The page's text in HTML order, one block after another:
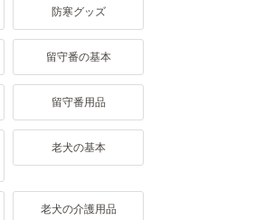
防寒グッズ
留守番の基本
留守番用品
老犬の基本
老犬の介護用品